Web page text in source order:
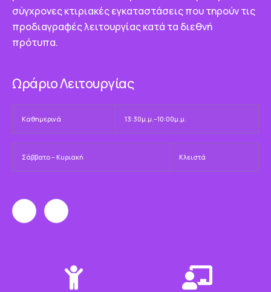
σύγχρονες κτιριακές εγκαταστάσεις που τηρούν τις
προδιαγραφές λειτουργίας κατά τα διεθνή
πρότυπα.
Ωράριο Λειτουργίας
Καθημερινά 13:30μ.μ.–10:00μ.μ.
Σάββατο – Κυριακή Κλειστά